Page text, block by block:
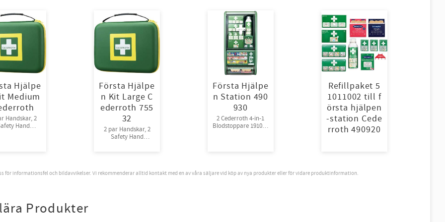
Hjälpe
Medium
Handskar, 2
Hand
1
Första Hjälpe
n Kit Large C
ederroth 755
32
2 par Handskar, 2
Safety Hand
Cederroth 4-in-1
Första Hjälpe
n Station 490
930
2 Cederroth 4-in-1
Blodstoppare 1910, 3
m.m
Refillpaket 5
1011002 till f
örsta hjälpen
-station Cede
rroth 490920
för informationsfel och bildavvikelser. Vi rekommenderar alltid kontakt med en av våra säljare vid köp av nya produkter eller för vidare produktinformation.
Produkter